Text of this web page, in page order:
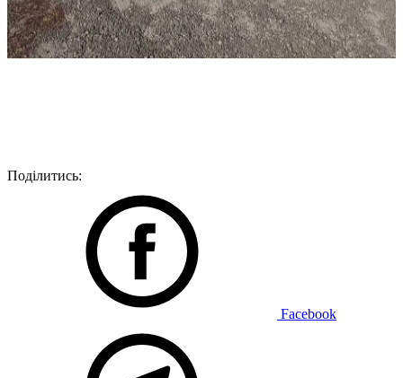
Поділитись:
Facebook